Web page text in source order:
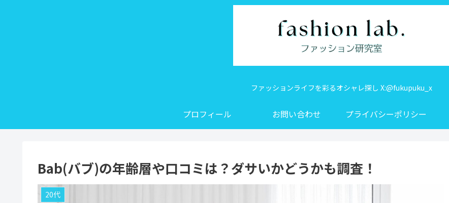
ファッションライフを彩るオシャレ探し X:@fukupuku_x
プロフィール お問い合わせ プライバシーポリシー
Bab(バブ)の年齢層や口コミは？ダサいかどうかも調査！
20代